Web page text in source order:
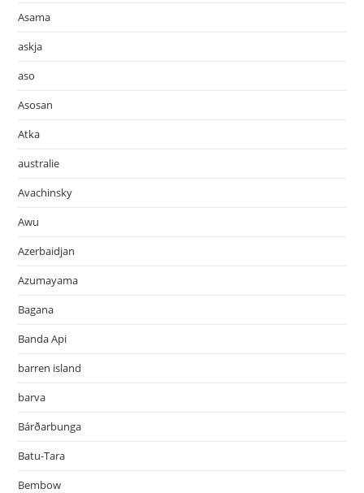
Asama
askja
aso
Asosan
Atka
australie
Avachinsky
Awu
Azerbaidjan
Azumayama
Bagana
Banda Api
barren island
barva
Bárðarbunga
Batu-Tara
Bembow